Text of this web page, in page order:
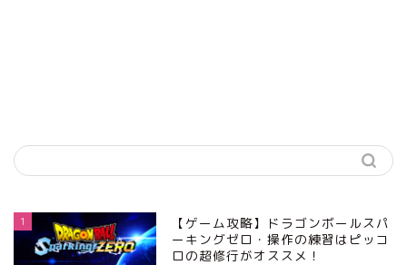
1
【ゲーム攻略】ドラゴンボールスパ
ーキングゼロ・操作の練習はピッコ
ロの超修行がオススメ！